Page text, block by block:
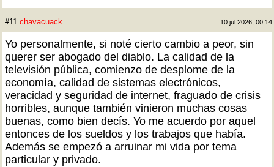
#11 chavacuack 10 jul 2026, 00:14
Yo personalmente, si noté cierto cambio a peor, sin
querer ser abogado del diablo. La calidad de la
televisión pública, comienzo de desplome de la
economía, calidad de sistemas electrónicos,
veracidad y seguridad de internet, fraguado de crisis
horribles, aunque también vinieron muchas cosas
buenas, como bien decís. Yo me acuerdo por aquel
entonces de los sueldos y los trabajos que había.
Además se empezó a arruinar mi vida por tema
particular y privado.